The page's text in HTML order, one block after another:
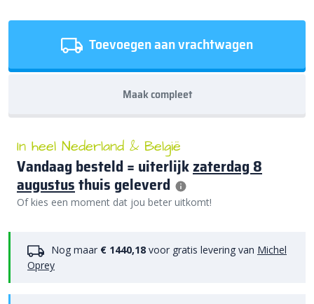
Toevoegen aan vrachtwagen
Maak compleet
In heel Nederland & België
Vandaag besteld = uiterlijkzaterdag 8
augustusthuis geleverd
Of kies een moment dat jou beter uitkomt!
Nog maar € 1440,18 voor gratis levering van Michel
Oprey